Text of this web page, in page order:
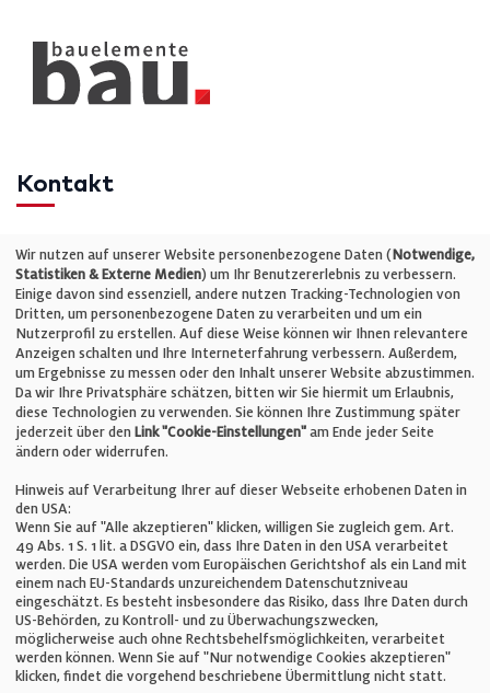
Kontakt
Telefon: +49 (0)711 2585563-0
E-Mail:info@bauelemente-bau.eu
Unternehmen
Impressum
Cookie-Einstellungen
AGB
Wir nutzen auf unserer Website personenbezogene Daten (Notwendige,
Statistiken & Externe Medien) um Ihr Benutzererlebnis zu verbessern.
Einige davon sind essenziell, andere nutzen Tracking-Technologien von
Dritten, um personenbezogene Daten zu verarbeiten und um ein
Nutzerprofil zu erstellen. Auf diese Weise können wir Ihnen relevantere
Anzeigen schalten und Ihre Interneterfahrung verbessern. Außerdem,
um Ergebnisse zu messen oder den Inhalt unserer Website abzustimmen.
Da wir Ihre Privatsphäre schätzen, bitten wir Sie hiermit um Erlaubnis,
diese Technologien zu verwenden. Sie können Ihre Zustimmung später
jederzeit über den Link "Cookie-Einstellungen" am Ende jeder Seite
ändern oder widerrufen.
Hinweis auf Verarbeitung Ihrer auf dieser Webseite erhobenen Daten in
den USA:
Wenn Sie auf "Alle akzeptieren" klicken, willigen Sie zugleich gem. Art.
49 Abs. 1 S. 1 lit. a DSGVO ein, dass Ihre Daten in den USA verarbeitet
werden. Die USA werden vom Europäischen Gerichtshof als ein Land mit
einem nach EU-Standards unzureichendem Datenschutzniveau
eingeschätzt. Es besteht insbesondere das Risiko, dass Ihre Daten durch
US-Behörden, zu Kontroll- und zu Überwachungszwecken,
möglicherweise auch ohne Rechtsbehelfsmöglichkeiten, verarbeitet
werden können. Wenn Sie auf "Nur notwendige Cookies akzeptieren"
klicken, findet die vorgehend beschriebene Übermittlung nicht statt.